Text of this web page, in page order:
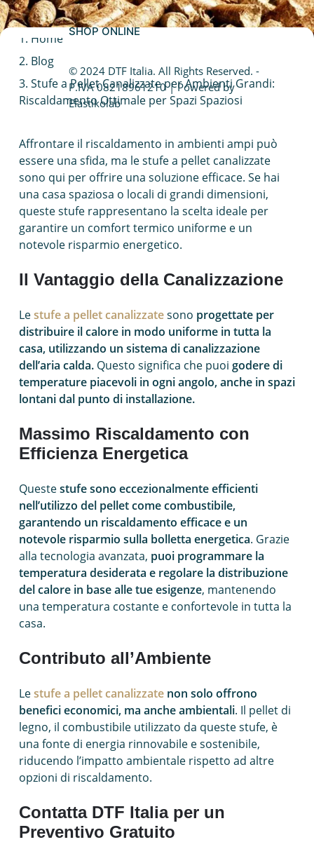
Caldaia a condensazione
Caldaie Hybrid System
SHOP ONLINE
© 2024 DTF Italia. All Rights Reserved. -
P.IVA 08218961210 | Powered by
Elastikolab
Home
Blog
Stufe a Pellet Canalizzate per Ambienti Grandi:
Riscaldamento Ottimale per Spazi Spaziosi
Affrontare il riscaldamento in ambienti ampi può
essere una sfida, ma le stufe a pellet canalizzate
sono qui per offrire una soluzione efficace. Se hai
una casa spaziosa o locali di grandi dimensioni,
queste stufe rappresentano la scelta ideale per
garantire un comfort termico uniforme e un
notevole risparmio energetico.
Il Vantaggio della Canalizzazione
Lestufe a pellet canalizzatesono progettate per
distribuire il calore in modo uniforme in tutta la
casa, utilizzando un sistema di canalizzazione
dell’aria calda.Questo significa che puoi godere di
temperature piacevoli in ogni angolo, anche in spazi
lontani dal punto di installazione.
Massimo Riscaldamento con
Efficienza Energetica
Questestufe sono eccezionalmente efficienti
nell’utilizzo del pellet come combustibile,
garantendo un riscaldamento efficace e un
notevole risparmio sulla bolletta energetica. Grazie
alla tecnologia avanzata, puoi programmare la
temperatura desiderata e regolare la distribuzione
del calore in base alle tue esigenze, mantenendo
una temperatura costante e confortevole in tutta la
casa.
Contributo all’Ambiente
Lestufe a pellet canalizzatenon solo offrono
benefici economici, ma anche ambientali. Il pellet di
legno, il combustibile utilizzato da queste stufe, è
una fonte di energia rinnovabile e sostenibile,
riducendo l’impatto ambientale rispetto ad altre
opzioni di riscaldamento.
Contatta DTF Italia per un
Preventivo Gratuito